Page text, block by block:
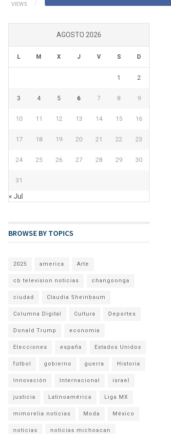
VIEWS
AGOSTO 2026
L M X J V S D
1 2
3 4 5 6 7 8 9
10 11 12 13 14 15 16
17 18 19 20 21 22 23
24 25 26 27 28 29 30
31
« Jul
BROWSE BY TOPICS
2025 america Arte
cb television noticias changoonga
ciudad Claudia Sheinbaum
Columna Digital Cultura Deportes
Donald Trump economia
Elecciones españa Estados Unidos
fútbol gobierno guerra Historia
Innovación Internacional israel
justicia Latinoamérica Liga MX
mimorelia noticias Moda México
noticias noticias michoacan